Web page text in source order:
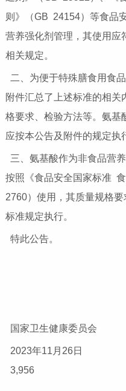
则》（GB 24154）等食品
营养强化剂管理，其使用应
相关规定。
二、为便于特殊膳食用食
附件汇总了上述标准的相
格要求、检验方法等。氨基
应按本公告及附件的规定执
三、氨基酸作为非食品营
按照《食品安全国家标准
2760）使用，其质量规格
标准规定执行。
特此公告。
国家卫生健康委员会
2023年11月26日
3,956